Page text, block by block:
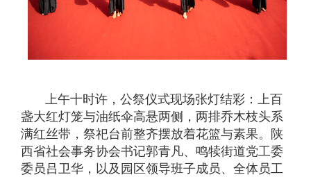
上午十时许，公祭仪式现场张灯结彩：上百
盏大红灯笼与油纸伞高悬两侧，两排乔木枝头系
满红丝带，祭祀台前整齐摆放着花篮与素果。陕
西省社会事务协会书记郭青凡、鸣犊街道党工委
委员吕卫华，以及园区领导班子成员、全体员工